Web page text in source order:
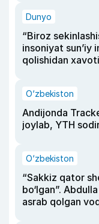
Dunyo
“Biroz
insoniyat sun’iy
qolishidan
O‘zbekiston
Andijonda
joylab, YTH
O‘zbekiston
“Sakkiz qator
bo‘lgan”.
asrab qolgan